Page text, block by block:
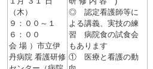
（木）
９：００～１
６：００
会 場 ）市立伊
丹病院 看護研修
◎ 認定看護師等に
よる講義、実技の練
習 病院食の試食会
もあります
① 医療と看護の動